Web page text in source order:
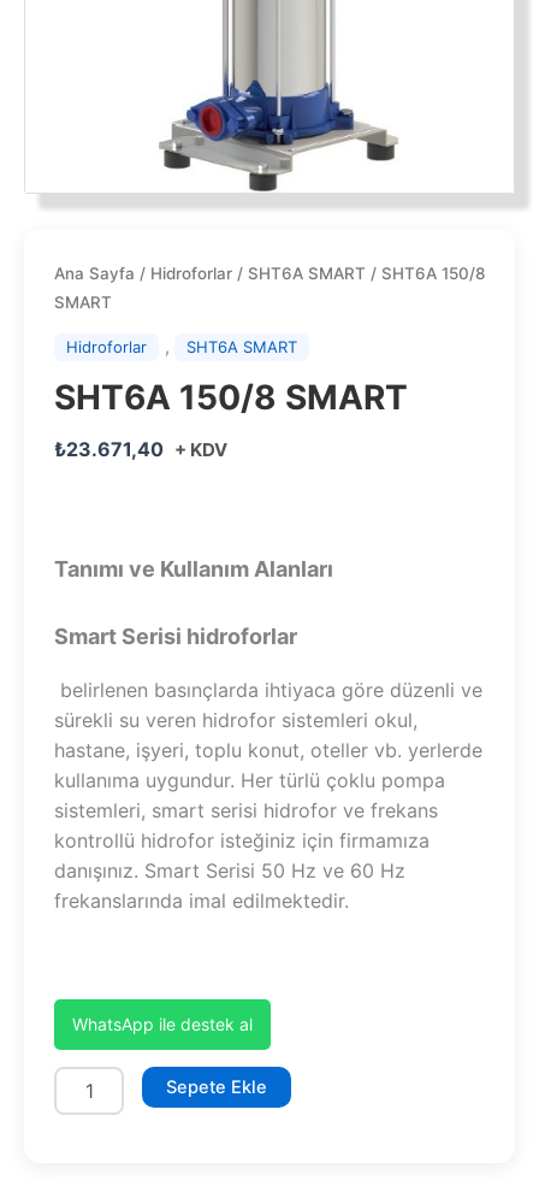
Ana Sayfa / Hidroforlar / SHT6A SMART / SHT6A 150/8
SMART
Hidroforlar , SHT6A SMART
SHT6A 150/8 SMART
₺23.671,40 + KDV
Tanımı ve Kullanım Alanları
Smart Serisi hidroforlar
belirlenen basınçlarda ihtiyaca göre düzenli ve
sürekli su veren hidrofor sistemleri okul,
hastane, işyeri, toplu konut, oteller vb. yerlerde
kullanıma uygundur. Her türlü çoklu pompa
sistemleri, smart serisi hidrofor ve frekans
kontrollü hidrofor isteğiniz için firmamıza
danışınız. Smart Serisi 50 Hz ve 60 Hz
frekanslarında imal edilmektedir.
WhatsApp ile destek al
SHT6A
150/8
Sepete Ekle